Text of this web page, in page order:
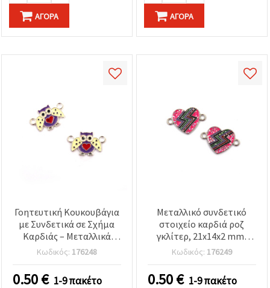
ΑΓΟΡΆ ΑΓΟΡΆ
Γοητευτική Κουκουβάγια
με Συνδετικά σε Σχήμα
Καρδιάς – Μεταλλικά
Στοιχεία σε Ασημί Χρώμα,
20x13x2 mm, Τρύπα 2
mm – 2 τεμ. για DIY
Κοσμήματα &
Κωδικός: 176248
0.50€ 1-9 πακέτο
Μεταλλικό συνδετικό
στοιχείο καρδιά ροζ
γκλίτερ, 21x14x2 mm,
τρύπα: 2 mm, ασημί
χρώμα - 2 τεμ.
Κωδικός: 176249
0.50€ 1-9 πακέτο